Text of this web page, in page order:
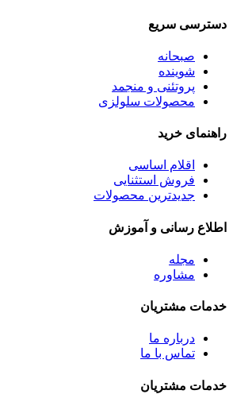
دسترسی سریع
صبحانه
شوینده
پروتئنی و منجمد
محصولات سلولزی
راهنمای خرید
اقلام اساسی
فروش استثنایی
جدیدترین محصولات
اطلاع رسانی و آموزش
مجله
مشاوره
خدمات مشتریان
درباره ما
تماس با ما
خدمات مشتریان